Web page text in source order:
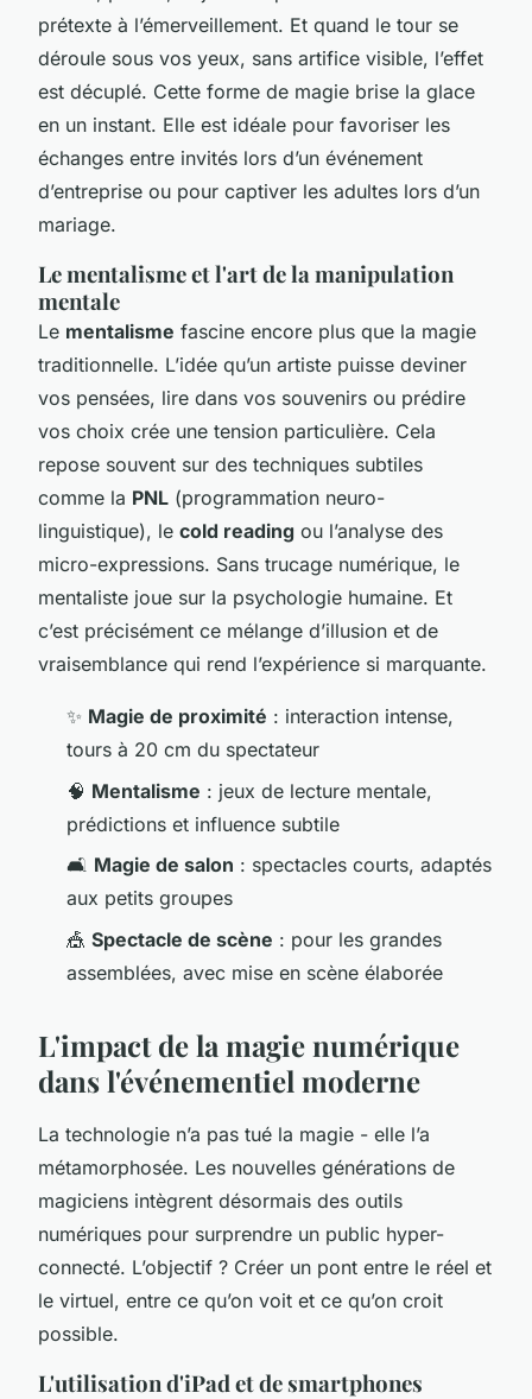
prétexte à l’émerveillement. Et quand le tour se
déroule sous vos yeux, sans artifice visible, l’effet
est décuplé. Cette forme de magie brise la glace
en un instant. Elle est idéale pour favoriser les
échanges entre invités lors d’un événement
d’entreprise ou pour captiver les adultes lors d’un
mariage.
Le mentalisme et l'art de la manipulation
mentale
Le mentalisme fascine encore plus que la magie
traditionnelle. L’idée qu’un artiste puisse deviner
vos pensées, lire dans vos souvenirs ou prédire
vos choix crée une tension particulière. Cela
repose souvent sur des techniques subtiles
comme la PNL (programmation neuro-
linguistique), le cold reading ou l’analyse des
micro-expressions. Sans trucage numérique, le
mentaliste joue sur la psychologie humaine. Et
c’est précisément ce mélange d’illusion et de
vraisemblance qui rend l’expérience si marquante.
✨ Magie de proximité : interaction intense,
tours à 20 cm du spectateur
🧠 Mentalisme : jeux de lecture mentale,
prédictions et influence subtile
🛋️ Magie de salon : spectacles courts, adaptés
aux petits groupes
🎪 Spectacle de scène : pour les grandes
assemblées, avec mise en scène élaborée
L'impact de la magie numérique
dans l'événementiel moderne
La technologie n’a pas tué la magie - elle l’a
métamorphosée. Les nouvelles générations de
magiciens intègrent désormais des outils
numériques pour surprendre un public hyper-
connecté. L’objectif ? Créer un pont entre le réel et
le virtuel, entre ce qu’on voit et ce qu’on croit
possible.
L'utilisation d'iPad et de smartphones